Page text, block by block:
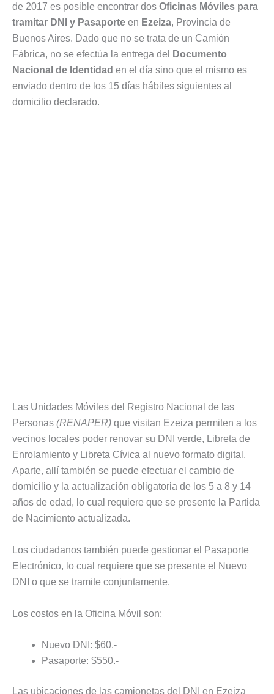
de 2017 es posible encontrar dos Oficinas Móviles para
tramitar DNI y Pasaporte en Ezeiza, Provincia de
Buenos Aires. Dado que no se trata de un Camión
Fábrica, no se efectúa la entrega del
Documento
Nacional de Identidad en el día sino que el mismo es
enviado dentro de los 15 días hábiles siguientes al
domicilio declarado.
Las Unidades Móviles del Registro Nacional de las
Personas (RENAPER) que visitan Ezeiza permiten a los
vecinos locales poder renovar su DNI verde, Libreta de
Enrolamiento y Libreta Cívica al nuevo formato digital.
Aparte, allí también se puede efectuar el cambio de
domicilio y la actualización obligatoria de los 5 a 8 y 14
años de edad, lo cual requiere que se presente la Partida
de Nacimiento actualizada.
Los ciudadanos también puede gestionar el Pasaporte
Electrónico, lo cual requiere que se presente el Nuevo
DNI o que se tramite conjuntamente.
Los costos en la Oficina Móvil son:
Nuevo DNI: $60.-
Pasaporte: $550.-
Las ubicaciones de las camionetas del DNI en Ezeiza